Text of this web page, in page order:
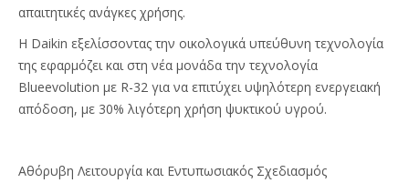
απαιτητικές ανάγκες χρήσης.
Η Daikin εξελίσσοντας την οικολογικά υπεύθυνη τεχνολογία
της εφαρμόζει και στη νέα μονάδα την τεχνολογία
Blueevolution με R-32 για να επιτύχει υψηλότερη ενεργειακή
απόδοση, με 30% λιγότερη χρήση ψυκτικού υγρού.
Αθόρυβη Λειτουργία και Εντυπωσιακός Σχεδιασμός